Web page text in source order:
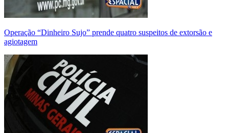
Operação “Dinheiro Sujo” prende quatro suspeitos de extorsão e
agiotagem